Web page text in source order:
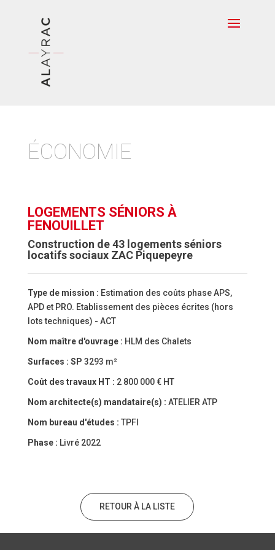
ÉCONOMIE
LOGEMENTS SÉNIORS À
FENOUILLET
Construction de 43 logements séniors
locatifs sociaux ZAC Piquepeyre
Type de mission : Estimation des coûts phase APS,
APD et PRO. Etablissement des pièces écrites (hors
lots techniques) - ACT
Nom maître d'ouvrage : HLM des Chalets
Surfaces : SP 3293 m²
Coût des travaux HT : 2 800 000 € HT
Nom architecte(s) mandataire(s) : ATELIER ATP
Nom bureau d'études : TPFI
Phase : Livré 2022
RETOUR À LA LISTE